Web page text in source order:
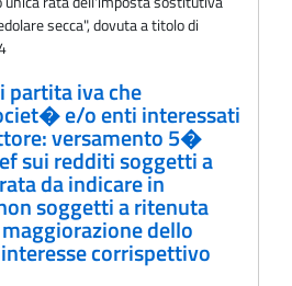
secca", dovuta a titolo di
partita iva che
e/o enti interessati
versamento 5�
sui redditi soggetti a
da indicare in
soggetti a ritenuta
dello
corrispettivo